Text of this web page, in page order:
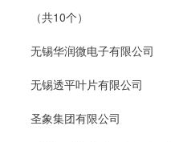
（共10个）
无锡华润微电子有限公司
无锡透平叶片有限公司
圣象集团有限公司